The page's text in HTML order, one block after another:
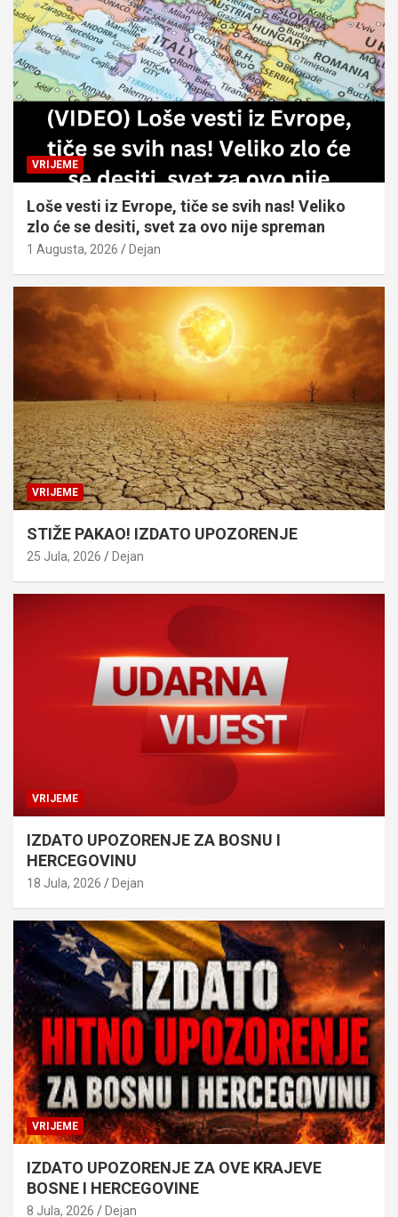
VRIJEME
Loše vesti iz Evrope, tiče se svih nas! Veliko
zlo će se desiti, svet za ovo nije spreman
1 Augusta, 2026 Dejan
VRIJEME
STIŽE PAKAO! IZDATO UPOZORENJE
25 Jula, 2026 Dejan
VRIJEME
IZDATO UPOZORENJE ZA BOSNU I
HERCEGOVINU
18 Jula, 2026 Dejan
VRIJEME
IZDATO UPOZORENJE ZA OVE KRAJEVE
BOSNE I HERCEGOVINE
8 Jula, 2026 Dejan